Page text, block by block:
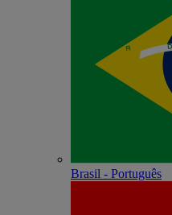
Brasil - Português